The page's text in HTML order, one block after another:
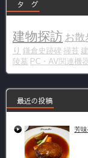
タ グ
建物探訪 お
り 鎌倉史跡碑 掃苔
陵墓 PC・AV関連機
最近の投稿
芳